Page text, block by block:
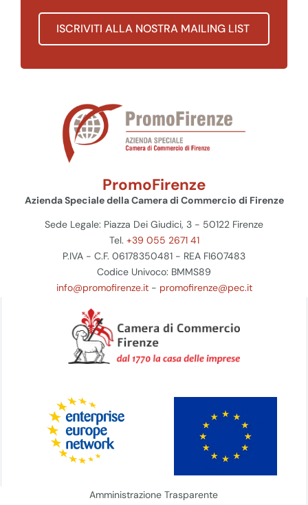
ISCRIVITI ALLA NOSTRA MAILING LIST
PromoFirenze
Azienda Speciale della Camera di Commercio di Firenze
Sede Legale: Piazza Dei Giudici, 3 - 50122 Firenze
Tel. +39 055 2671 41
P.IVA - C.F. 06178350481 - REA FI607483
Codice Univoco: BMMS89
info@promofirenze.it- promofirenze@pec.it
Amministrazione Trasparente